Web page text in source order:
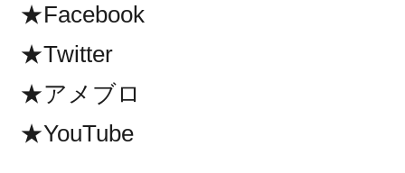
★Facebook
★Twitter
★アメブロ
★YouTube